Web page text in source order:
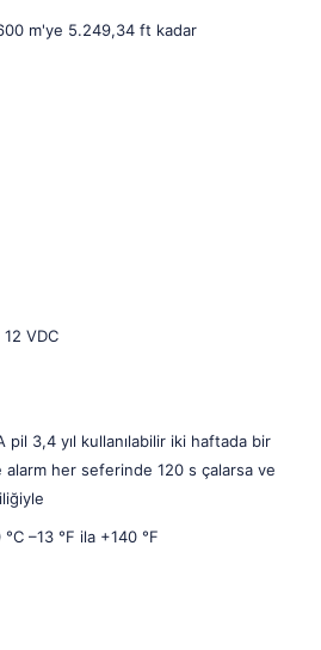
m'ye 5.249,34 ft kadar
12 VDC
pil 3,4 yıl kullanılabilir iki haftada bir
her seferinde 120 s çalarsa ve
–13 °F ila +140 °F